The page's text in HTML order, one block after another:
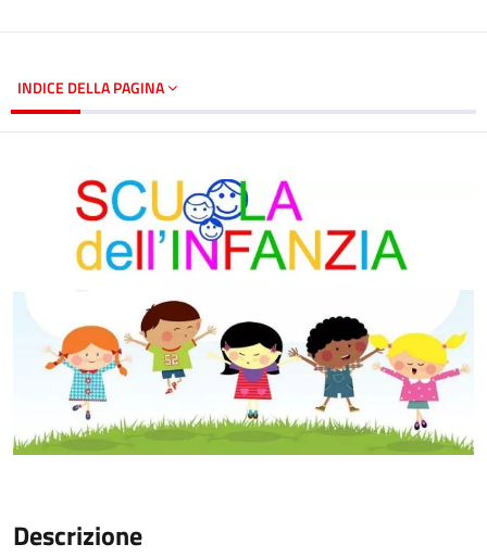
INDICE DELLA PAGINA
Descrizione